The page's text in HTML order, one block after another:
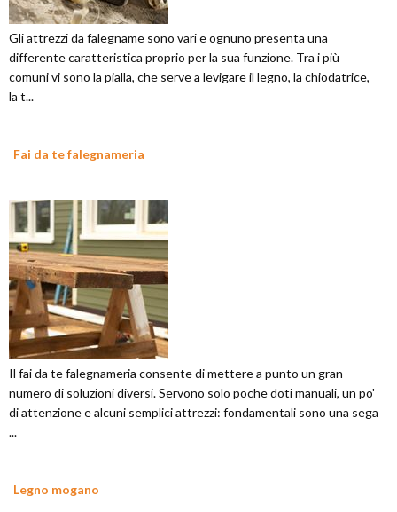
Gli attrezzi da falegname sono vari e ognuno presenta una
differente caratteristica proprio per la sua funzione. Tra i più
comuni vi sono la pialla, che serve a levigare il legno, la chiodatrice,
la t...
Fai da te falegnameria
Il fai da te falegnameria consente di mettere a punto un gran
numero di soluzioni diversi. Servono solo poche doti manuali, un po'
di attenzione e alcuni semplici attrezzi: fondamentali sono una sega
...
Legno mogano